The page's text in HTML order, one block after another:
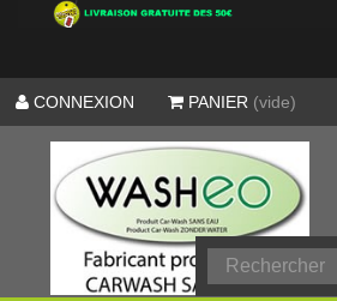
CONNEXION PANIER (vide)